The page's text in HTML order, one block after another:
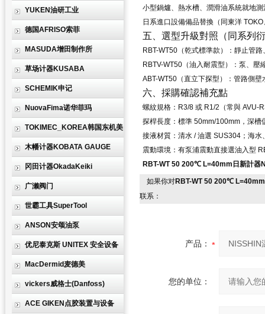
YUKEN油研工业
德国AFRISO索菲
MASUDA增田制作所
草场计器KUSABA
SCHEMIK申记
NuovaFima诺华菲玛
TOKIMEC_KOREA韩国东机美
木幡计器KOBATA GAUGE
冈田计器OkadaKeiki
广濑阀门
世霸工具SuperTool
ANSON安颂油泵
优尼泰克斯 UNITEX 安全设备
MacDermid麦德美
vickers威格士(Danfoss)
ACE GIKEN点胶装置与设备
小型鍋爐、熱水槽、潤滑油系統就地測
日系進口設備備品替換（同東洋
五、選型升級對照（同系列
RBT-WT50（乾式標準款）：靜止管
RBTV-WT50（油入耐震型）：泵、
ABT-WT50（直立下探型）：管路側
六、採購確認補充點
螺紋規格：R3/8 或 R1/2（常與 AVU-
探桿長度：標準 50mm/100mm，深槽
接液材質：清水 / 油選 SUS304；海
震動環境：有泵浦震動直接選油入型
RBT-WT 50 200℃ L=40mm日新計器
如果你对RBT-WT 50 200℃
联系：
产品：
您的单位：